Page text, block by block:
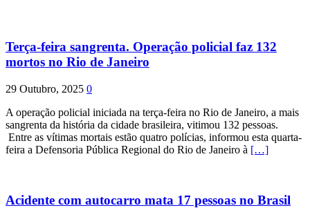
Terça-feira sangrenta. Operação policial faz 132
mortos no Rio de Janeiro
29 Outubro, 2025 0
A operação policial iniciada na terça-feira no Rio de Janeiro, a mais
sangrenta da história da cidade brasileira, vitimou 132 pessoas.
Entre as vítimas mortais estão quatro polícias, informou esta quarta-
feira a Defensoria Pública Regional do Rio de Janeiro à […]
Acidente com autocarro mata 17 pessoas no Brasil